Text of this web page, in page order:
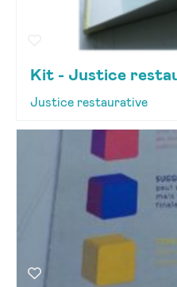
Kit - Justice
Justice restaurative